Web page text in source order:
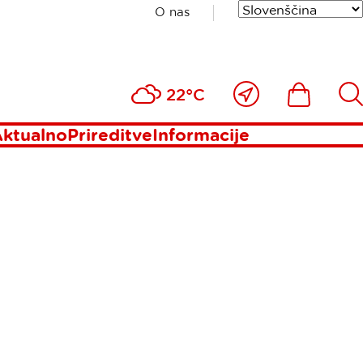
O nas
22°C
Blizu
mene
Ikona Išči
PrireditveInformacije